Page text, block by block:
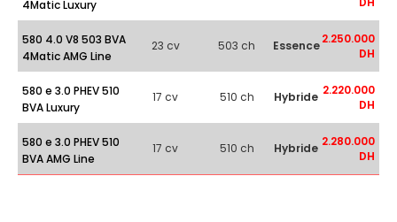
4Matic Luxury
580 4.0 V8 503 BVA
4Matic AMG Line
23 cv 503 ch Essence 2.250.000
DH
580 e 3.0 PHEV 510
BVA Luxury
17 cv 510 ch Hybride 2.220.000
DH
580 e 3.0 PHEV 510
BVA AMG Line
17 cv 510 ch Hybride 2.280.000
DH